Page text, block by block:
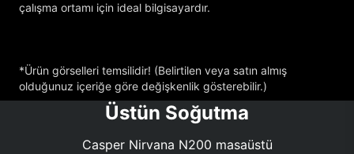
çalışma ortamı için ideal bilgisayardır.
*Ürün görselleri temsilidir! (Belirtilen veya satın almış
olduğunuz içeriğe göre değişkenlik gösterebilir.)
Üstün Soğutma
Casper Nirvana N200 masaüstü